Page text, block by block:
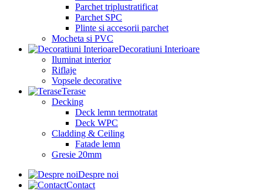
Parchet triplustratificat
Parchet SPC
Plinte si accesorii parchet
Mocheta si PVC
Decoratiuni Interioare
Iluminat interior
Riflaje
Vopsele decorative
Terase
Decking
Deck lemn termotratat
Deck WPC
Cladding & Ceiling
Fatade lemn
Gresie 20mm
Despre noi
Contact